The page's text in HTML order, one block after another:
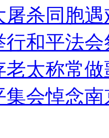
非凡 减压"枕头大战"
窜
杀同胞遇
行和平法
老太称常
集会悼念